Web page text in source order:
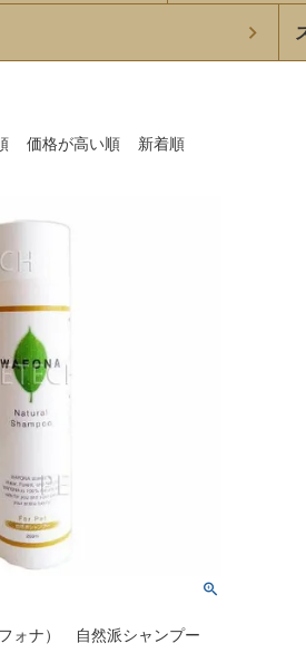
価格が高い順 新着順
ォナ） 自然派シャンプー